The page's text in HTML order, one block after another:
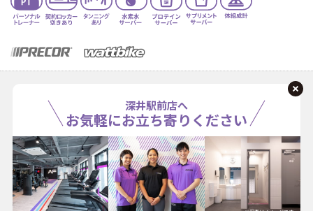
深井駅前店へ
お気軽にお立ち寄りください